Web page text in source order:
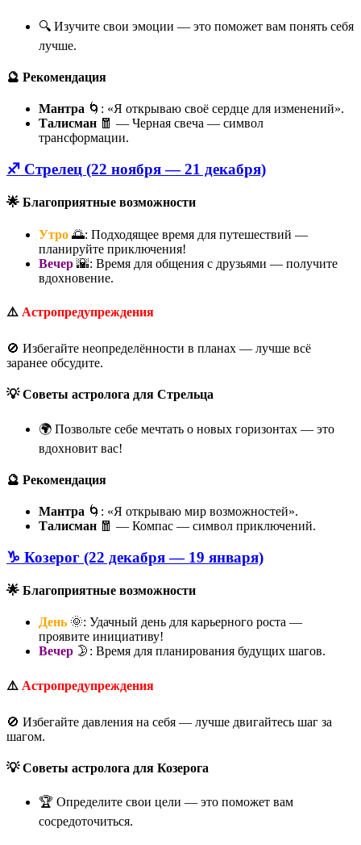
🔍 Изучите свои эмоции — это поможет вам понять себя
лучше.
🔮 Рекомендация
Мантра 🌀: «Я открываю своё сердце для изменений».
Талисман 🧧 — Черная свеча — символ
трансформации.
♐ Стрелец (22 ноября — 21 декабря)
🌟 Благоприятные возможности
Утро 🌅: Подходящее время для путешествий —
планируйте приключения!
Вечер 🌇: Время для общения с друзьями — получите
вдохновение.
⚠️ Астропредупреждения
🚫 Избегайте неопределённости в планах — лучше всё
заранее обсудите.
💡 Советы астролога для Стрельца
🌍 Позвольте себе мечтать о новых горизонтах — это
вдохновит вас!
🔮 Рекомендация
Мантра 🌀: «Я открываю мир возможностей».
Талисман 🧧 — Компас — символ приключений.
♑ Козерог (22 декабря — 19 января)
🌟 Благоприятные возможности
День 🌞: Удачный день для карьерного роста —
проявите инициативу!
Вечер 🌛: Время для планирования будущих шагов.
⚠️ Астропредупреждения
🚫 Избегайте давления на себя — лучше двигайтесь шаг за
шагом.
💡 Советы астролога для Козерога
🏆 Определите свои цели — это поможет вам
сосредоточиться.